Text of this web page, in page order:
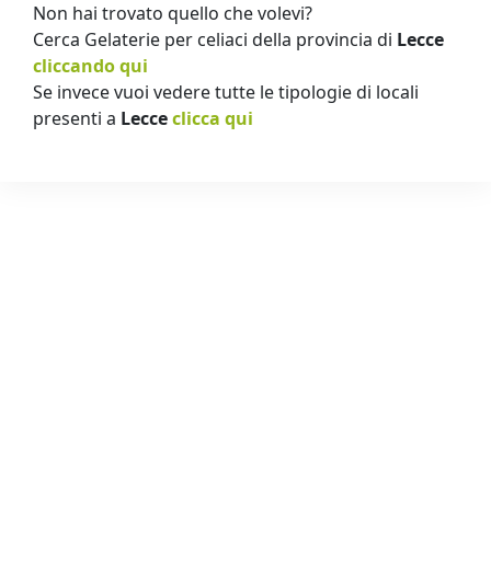
Non hai trovato quello che volevi?
Cerca Gelaterie per celiaci della provincia di Lecce
cliccando qui
Se invece vuoi vedere tutte le tipologie di locali
presenti a Lecceclicca qui